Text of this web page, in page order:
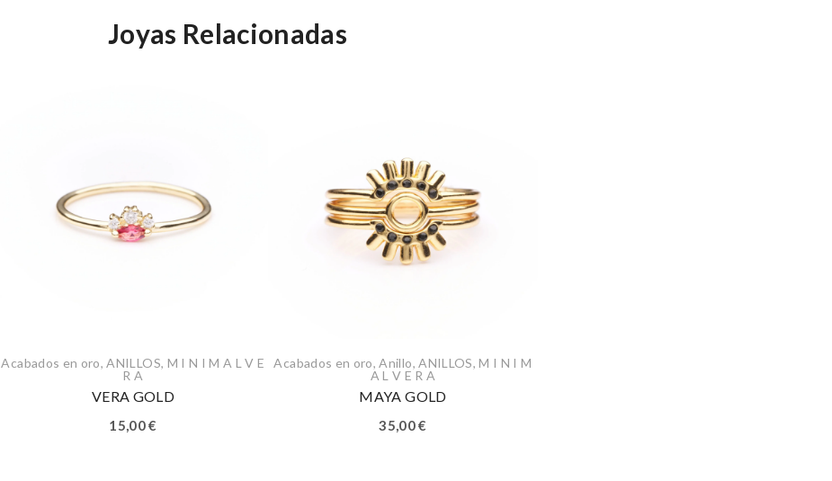
Joyas Relacionadas
Acabados en oro,ANILLOS, M I N I M A L V E
R A
VERA GOLD
15,00€
Acabados en oro,Anillo,ANILLOS,M I N I M
A L V E R A
MAYA GOLD
35,00€